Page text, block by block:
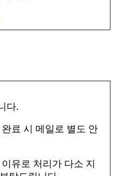
다.
료 시 메일로 별도 안
유로 처리가 다소 지